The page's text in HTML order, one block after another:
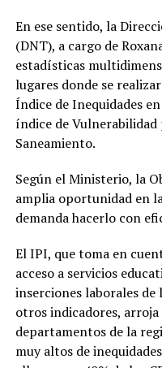
En ese sentido, la
(DNT), a cargo de
estadísticas
lugares donde se
Índice de Inequidades
índice de
Saneamiento.
Según el Ministerio, la
amplia oportunidad en
demanda hacerlo con
El IPI, que toma en
acceso a servicios
inserciones laborales
otros indicadores, arroja
departamentos de la
muy altos de